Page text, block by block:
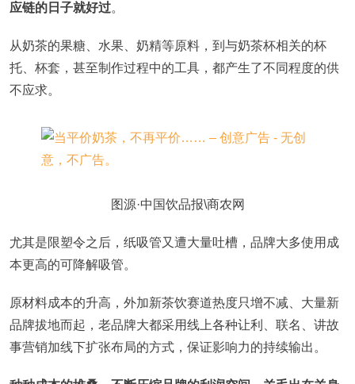
应链的日子就好过。
从奶茶的果糖、水果、奶精等原料，到与奶茶杯相关的杯
托、杯套，甚至制作过程中的工具，都产生了不同程度的供
不应求。
图源·中国饮品报\商农网
尤其是限塑令之后，纸吸管又遭大量吐槽，品牌大多使用成
本更高的可降解吸管。
原材料成本的升高，外加新茶饮赛道热度只增不减、大量新
品牌拔地而起，老品牌大都采用线上各种让利、联名、讲故
事营销加线下扩张布局的方式，保证影响力的持续输出。